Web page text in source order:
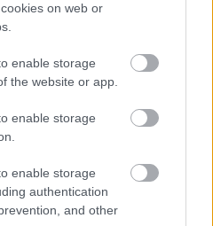
on web or
enable storage
the website or app.
enable storage
enable storage
authentication
and other